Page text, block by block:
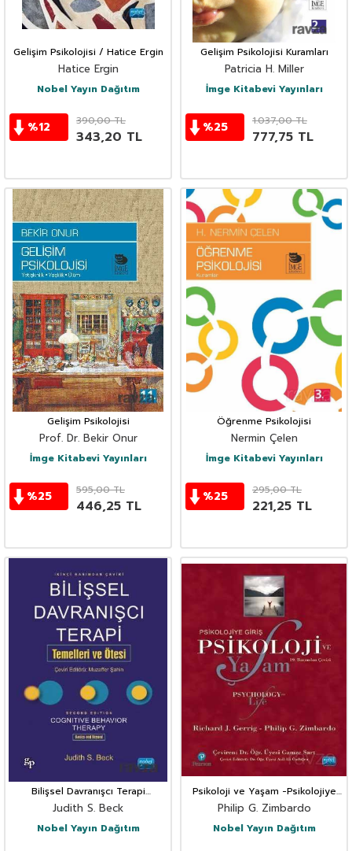
Gelişim Psikolojisi / Hatice Ergin
Hatice Ergin
Nobel Yayın Dağıtım
%12 390,00TL
343,20 TL
Gelişim Psikolojisi Kuramları
Patricia H. Miller
İmge Kitabevi Yayınları
%25 1.037,00TL
777,75 TL
Gelişim Psikolojisi
Prof. Dr. Bekir Onur
İmge Kitabevi Yayınları
%25 595,00TL
446,25 TL
Öğrenme Psikolojisi
Nermin Çelen
İmge Kitabevi Yayınları
%25 295,00TL
221,25 TL
Bilişsel Davranışcı Terapi
Temelleri ve Ötesi
Judith S. Beck
Nobel Yayın Dağıtım
Psikoloji ve Yaşam -Psikolojiye
Giriş
Philip G. Zimbardo
Nobel Yayın Dağıtım